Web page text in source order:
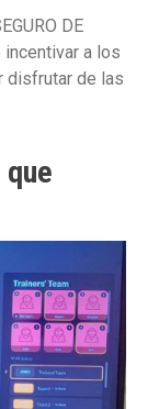
DE
incentivar a los
disfrutar de las
que